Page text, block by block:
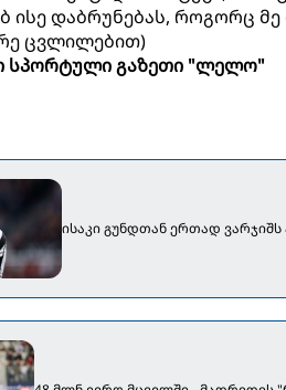
ისე დაბრუნებას, როგორც
ცვლილებით)
სპორტული გაზეთი "ლელო"
ისაკი გუნდთან ერთად ვარჯიშს